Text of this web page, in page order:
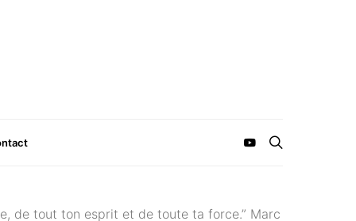
de tout ton esprit et de toute ta force.” Marc